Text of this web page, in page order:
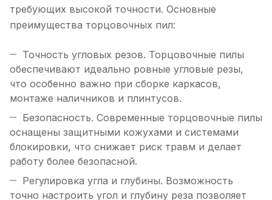
требующих высокой точности. Основные
преимущества торцовочных пил:
Точность угловых резов. Торцовочные пилы
обеспечивают идеально ровные угловые резы,
что особенно важно при сборке каркасов,
монтаже наличников и плинтусов.
Безопасность. Современные торцовочные пилы
оснащены защитными кожухами и системами
блокировки, что снижает риск травм и делает
работу более безопасной.
Регулировка угла и глубины. Возможность
точно настроить угол и глубину реза позволяет